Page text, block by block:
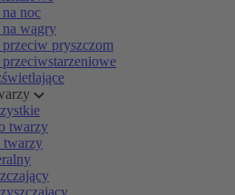
noc
wągry
pryszczom
twarzy
twarzy